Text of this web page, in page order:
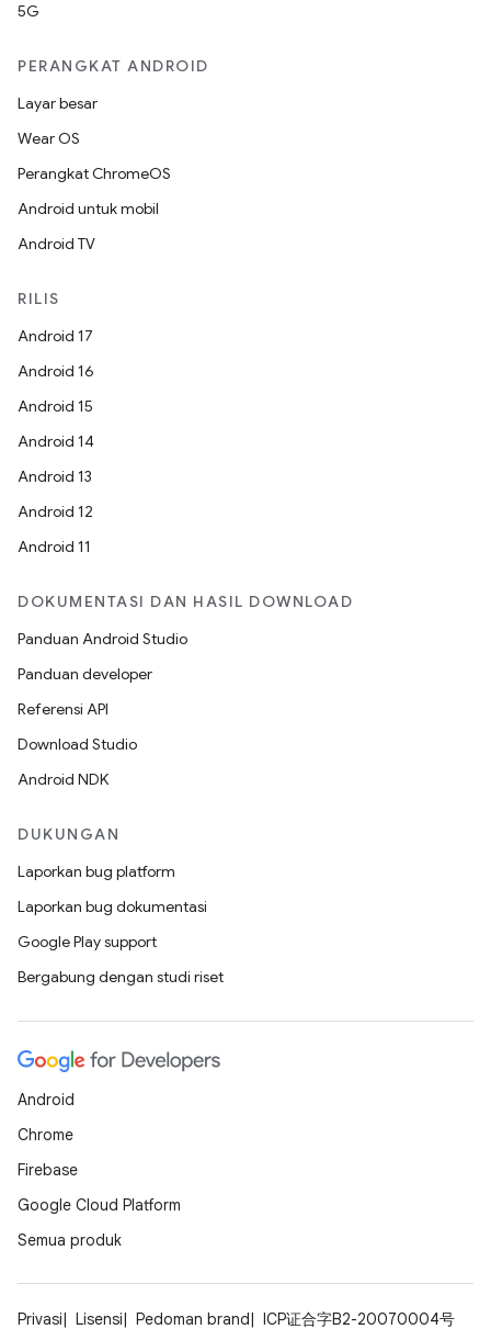
5G
PERANGKAT ANDROID
Layar besar
Wear OS
Perangkat ChromeOS
Android untuk mobil
Android TV
RILIS
Android 17
Android 16
Android 15
Android 14
Android 13
Android 12
Android 11
DOKUMENTASI DAN HASIL DOWNLOAD
Panduan Android Studio
Panduan developer
Referensi API
Download Studio
Android NDK
DUKUNGAN
Laporkan bug platform
Laporkan bug dokumentasi
Google Play support
Bergabung dengan studi riset
Android
Chrome
Firebase
Google Cloud Platform
Semua produk
Privasi Lisensi Pedoman brand
ICP证合字B2-20070004号